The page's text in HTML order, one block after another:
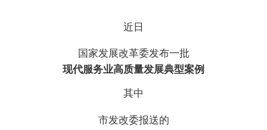
近日
国家发展改革委发布一批
现代服务业高质量发展典型案例
其中
市发改委报送的